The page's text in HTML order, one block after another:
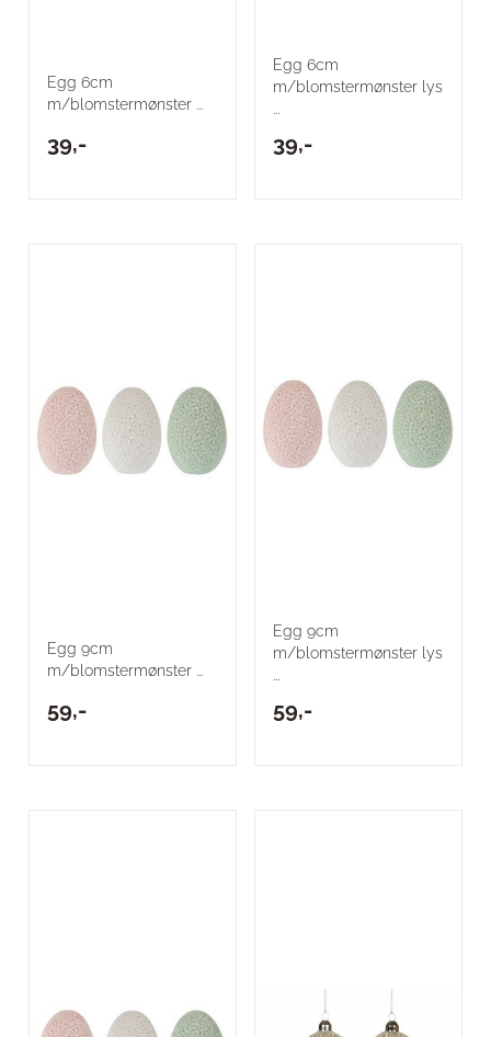
Egg 6cm
m/blomstermønster ...
39,-
Egg 6cm
m/blomstermønster lys
39,-
Egg 9cm
m/blomstermønster ...
59,-
Egg 9cm
m/blomstermønster lys
59,-